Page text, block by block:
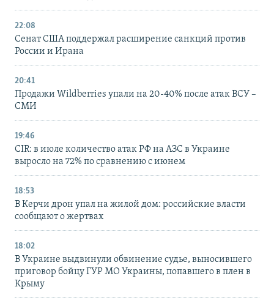
22:08
Сенат США поддержал расширение санкций против
России и Ирана
20:41
Продажи Wildberries упали на 20-40% после атак ВСУ –
СМИ
19:46
CIR: в июле количество атак РФ на АЗС в Украине
выросло на 72% по сравнению с июнем
18:53
В Керчи дрон упал на жилой дом: российские власти
сообщают о жертвах
18:02
В Украине выдвинули обвинение судье, выносившего
приговор бойцу ГУР МО Украины, попавшего в плен в
Крыму